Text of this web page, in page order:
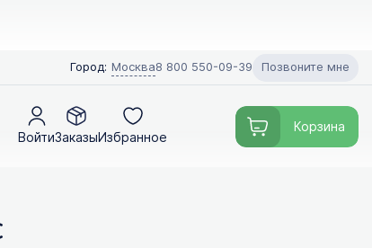
Город: Москва8 800 550-09-39 Позвоните мне
ВойтиЗаказыИзбранное
Корзина